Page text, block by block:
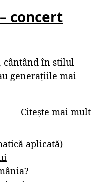
concert
cântând în stilul
generațiile mai
Citește mai mult
aplicată)